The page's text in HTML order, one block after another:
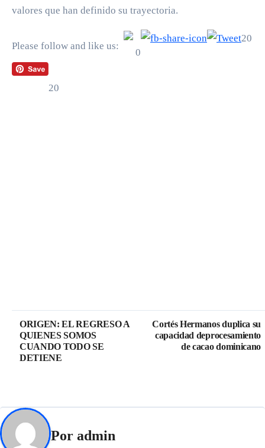
valores que han definido su trayectoria.
Please follow and like us:
0
20
20
ORIGEN: EL REGRESO A
QUIENES SOMOS
CUANDO TODO SE
DETIENE
Cortés Hermanos duplica su
capacidad deprocesamiento
de cacao dominicano
Por admin